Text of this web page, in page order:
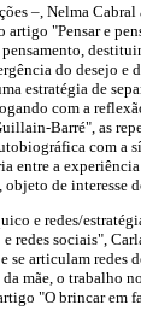
–, Nelma
artigo "Pensar e
do desejo e
estratégia de
com a
Barré", as
com
entre a
de interesse
e redes/
redes sociais",
se articulam
mãe, o trabalho
"O brincar